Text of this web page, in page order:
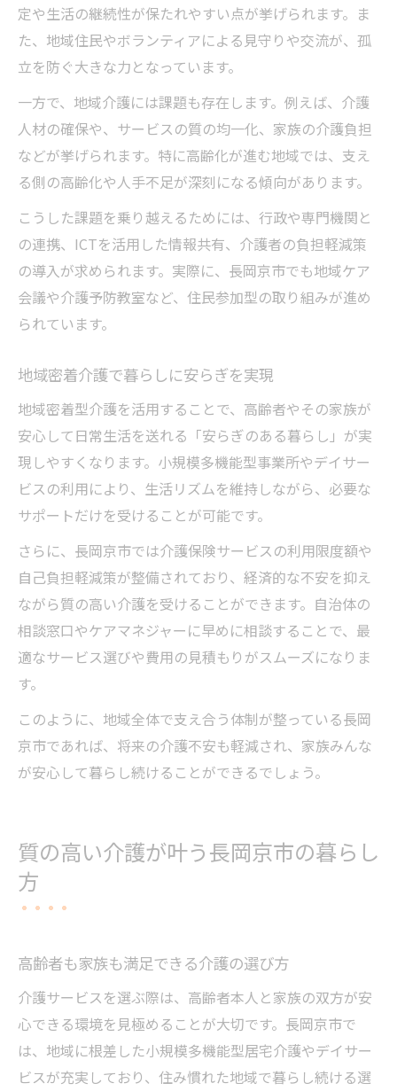
定や生活の継続性が保たれやすい点が挙げられます。ま
た、地域住民やボランティアによる見守りや交流が、孤
立を防ぐ大きな力となっています。
一方で、地域介護には課題も存在します。例えば、介護
人材の確保や、サービスの質の均一化、家族の介護負担
などが挙げられます。特に高齢化が進む地域では、支え
る側の高齢化や人手不足が深刻になる傾向があります。
こうした課題を乗り越えるためには、行政や専門機関と
の連携、ICTを活用した情報共有、介護者の負担軽減策
の導入が求められます。実際に、長岡京市でも地域ケア
会議や介護予防教室など、住民参加型の取り組みが進め
られています。
地域密着介護で暮らしに安らぎを実現
地域密着型介護を活用することで、高齢者やその家族が
安心して日常生活を送れる「安らぎのある暮らし」が実
現しやすくなります。小規模多機能型事業所やデイサー
ビスの利用により、生活リズムを維持しながら、必要な
サポートだけを受けることが可能です。
さらに、長岡京市では介護保険サービスの利用限度額や
自己負担軽減策が整備されており、経済的な不安を抑え
ながら質の高い介護を受けることができます。自治体の
相談窓口やケアマネジャーに早めに相談することで、最
適なサービス選びや費用の見積もりがスムーズになりま
す。
このように、地域全体で支え合う体制が整っている長岡
京市であれば、将来の介護不安も軽減され、家族みんな
が安心して暮らし続けることができるでしょう。
質の高い介護が叶う長岡京市の暮らし
方
高齢者も家族も満足できる介護の選び方
介護サービスを選ぶ際は、高齢者本人と家族の双方が安
心できる環境を見極めることが大切です。長岡京市で
は、地域に根差した小規模多機能型居宅介護やデイサー
ビスが充実しており、住み慣れた地域で暮らし続ける選